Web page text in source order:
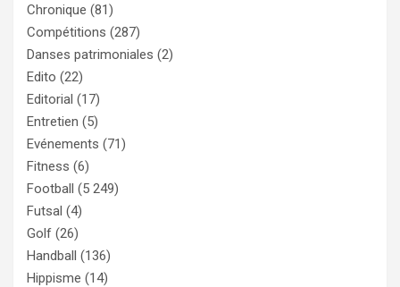
Chronique (81)
Compétitions (287)
Danses patrimoniales (2)
Edito (22)
Editorial (17)
Entretien (5)
Evénements (71)
Fitness (6)
Football (5 249)
Futsal (4)
Golf (26)
Handball (136)
Hippisme (14)